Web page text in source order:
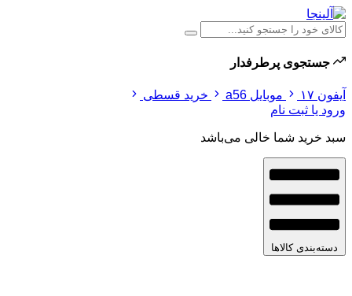
جستجوی پرطرفدار
آیفون ۱۷ موبایل a56
خرید قسطی
ورود یا ثبت نام
سبد خرید شما خالی می‌باشد
دسته‌بندی کالاها